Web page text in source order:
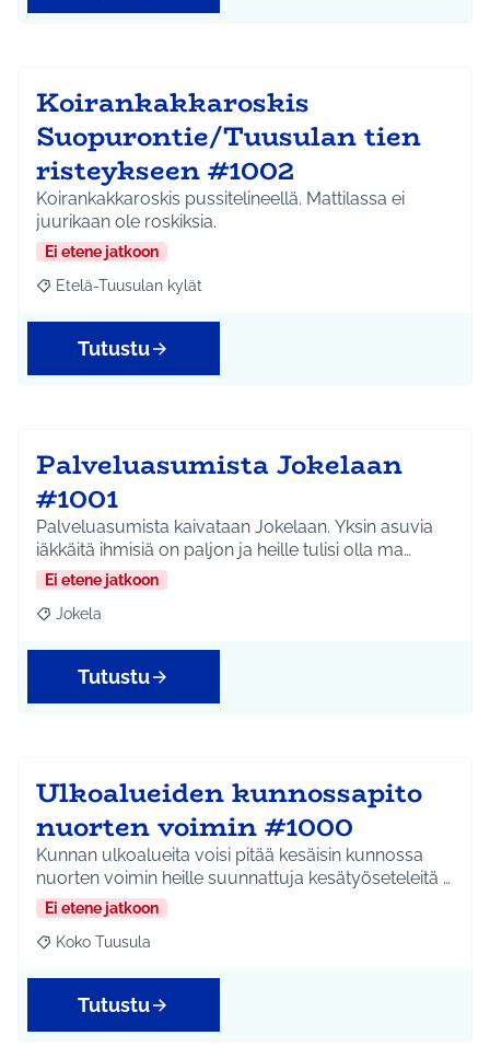
Koirankakkaroskis
Suopurontie/Tuusulan tien
risteykseen #1002
Koirankakkaroskis pussitelineellä. Mattilassa ei
juurikaan ole roskiksia.
Ei etene jatkoon
Rajaa tulokset aihepiirin mukaan: Etelä-Tuusulan kylät
Etelä-Tuusulan kylät
Tutustu
Palveluasumista Jokelaan
#1001
Palveluasumista kaivataan Jokelaan. Yksin asuvia
iäkkäitä ihmisiä on paljon ja heille tulisi olla ma…
Ei etene jatkoon
Rajaa tulokset aihepiirin mukaan: Jokela
Jokela
Tutustu
Ulkoalueiden kunnossapito
nuorten voimin #1000
Kunnan ulkoalueita voisi pitää kesäisin kunnossa
nuorten voimin heille suunnattuja kesätyöseteleitä …
Ei etene jatkoon
Rajaa tulokset aihepiirin mukaan: Koko Tuusula
Koko Tuusula
Tutustu